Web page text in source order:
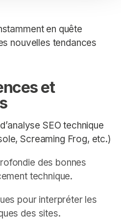
en quête
nouvelles tendances
et
SEO technique
Screaming Frog, etc.)
des bonnes
technique.
pour interpréter les
des sites.